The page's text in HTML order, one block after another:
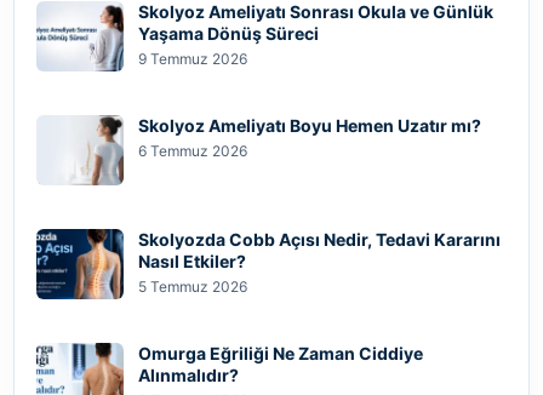
Skolyoz Ameliyatı Sonrası Okula ve Günlük
Yaşama Dönüş Süreci
9 Temmuz 2026
Skolyoz Ameliyatı Boyu Hemen Uzatır mı?
6 Temmuz 2026
Skolyozda Cobb Açısı Nedir, Tedavi Kararını
Nasıl Etkiler?
5 Temmuz 2026
Omurga Eğriliği Ne Zaman Ciddiye
Alınmalıdır?